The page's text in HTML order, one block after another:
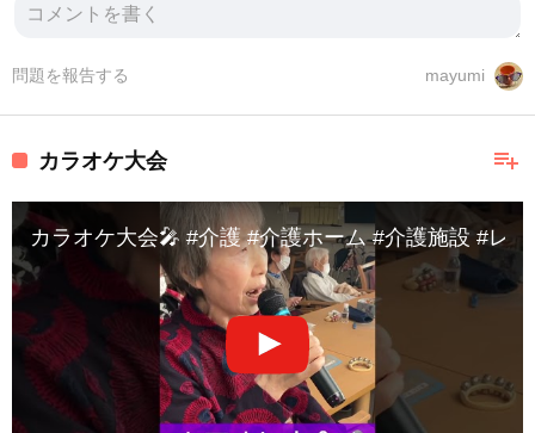
mayumi
問題を報告する
playlist_add
カラオケ大会
カラオケ大会🎤 #介護 #介護ホーム #介護施設 #レ